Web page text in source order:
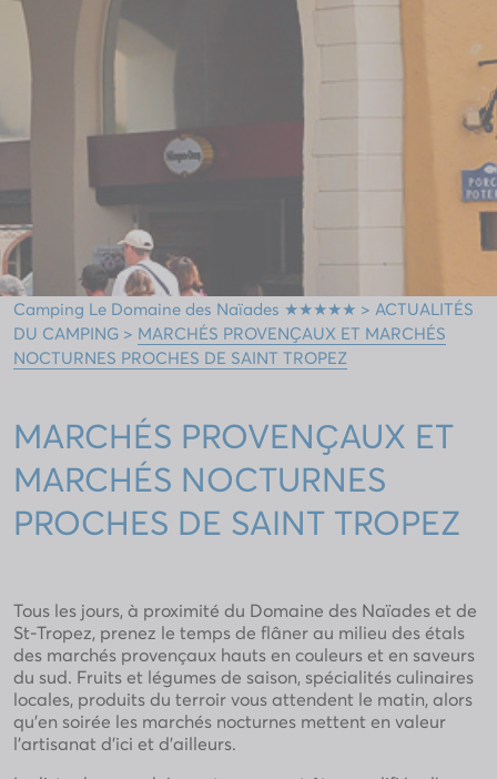
Camping Le Domaine des Naïades ★★★★★ > ACTUALITÉS
DU CAMPING > MARCHÉS PROVENҪAUX ET MARCHÉS
NOCTURNES PROCHES DE SAINT TROPEZ
MARCHÉS PROVENҪAUX ET
MARCHÉS NOCTURNES
PROCHES DE SAINT TROPEZ
Tous les jours, à proximité du Domaine des Naïades et de
St-Tropez, prenez le temps de flâner au milieu des étals
des marchés provençaux hauts en couleurs et en saveurs
du sud. Fruits et légumes de saison, spécialités culinaires
locales, produits du terroir vous attendent le matin, alors
qu’en soirée les marchés nocturnes mettent en valeur
l’artisanat d’ici et d’ailleurs.